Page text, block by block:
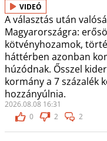
VIDEÓ
A választás után
Magyarországra:
kötvényhozamok,
háttérben azonban
húzódnak. Ősszel
kormány a 7 százalék
hozzányúlnia.
2026.08.08 16:31
0
2 2